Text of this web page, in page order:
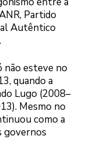
Partido
Autêntico
não esteve no
quando a
Lugo (2008–
Mesmo no
como a
governos